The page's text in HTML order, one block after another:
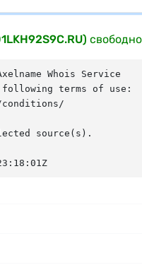
Whois Service
terms of use:
conditions/
source(s).